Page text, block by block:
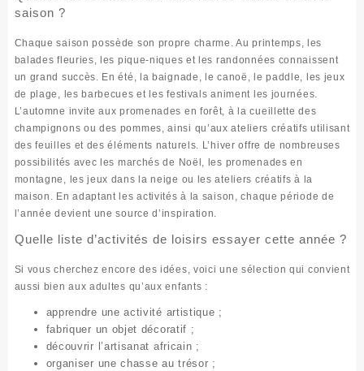
saison ?
Chaque saison possède son propre charme. Au printemps, les
balades fleuries, les pique-niques et les randonnées connaissent
un grand succès. En été, la baignade, le canoë, le paddle, les jeux
de plage, les barbecues et les festivals animent les journées.
L’automne invite aux promenades en forêt, à la cueillette des
champignons ou des pommes, ainsi qu’aux ateliers créatifs utilisant
des feuilles et des éléments naturels. L’hiver offre de nombreuses
possibilités avec les marchés de Noël, les promenades en
montagne, les jeux dans la neige ou les ateliers créatifs à la
maison. En adaptant les activités à la saison, chaque période de
l’année devient une source d’inspiration.
Quelle liste d’activités de loisirs essayer cette année ?
Si vous cherchez encore des idées, voici une sélection qui convient
aussi bien aux adultes qu’aux enfants :
apprendre une activité artistique ;
fabriquer un objet décoratif ;
découvrir l’artisanat africain ;
organiser une chasse au trésor ;